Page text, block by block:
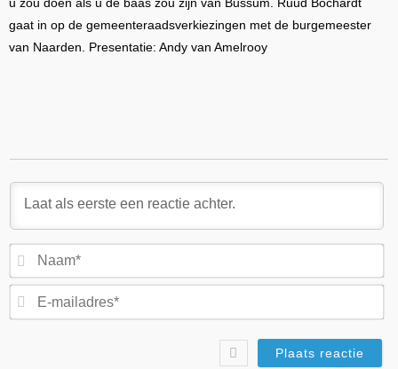
gaat in op de gemeenteraadsverkiezingen met de burgemeester
van Naarden. Presentatie: Andy van Amelrooy